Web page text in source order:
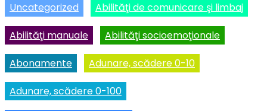
Uncategorized Abilităţi de comunicare şi limbaj
Abilităţi manuale Abilităţi socioemoţionale
Abonamente Adunare, scădere 0-10
Adunare, scădere 0-100